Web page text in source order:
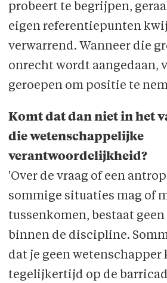
probeert te begrijpen,
eigen referentiepunten
verwarrend. Wanneer die
onrecht wordt aangedaan,
geroepen om positie te
Komt dat dan niet in het
die wetenschappelijke
verantwoordelijkheid?
'Over de vraag of een
sommige situaties mag of
tussenkomen, bestaat geen
binnen de discipline.
dat je geen wetenschapper
tegelijkertijd op de